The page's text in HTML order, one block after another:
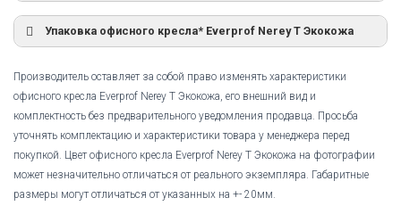
Упаковка офисного кресла* Everprof Nerey T Экокожа
Производитель оставляет за собой право изменять характеристики
офисного кресла Everprof Nerey T Экокожа, его внешний вид и
комплектность без предварительного уведомления продавца. Просьба
уточнять комплектацию и характеристики товара у менеджера перед
покупкой. Цвет офисного кресла Everprof Nerey T Экокожа на фотографии
может незначительно отличаться от реального экземпляра. Габаритные
размеры могут отличаться от указанных на +- 20мм.